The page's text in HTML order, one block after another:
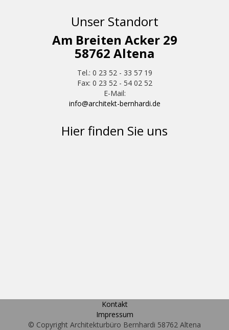
Unser Standort
Am Breiten Acker 29
58762 Altena
Tel.: 0 23 52 - 33 57 19
Fax: 0 23 52 - 54 02 52
E-Mail:
info@architekt-bernhardi.de
Hier finden Sie uns
Kontakt
Impressum
© Copyright Architekturbüro Bernhardi 58762 Altena